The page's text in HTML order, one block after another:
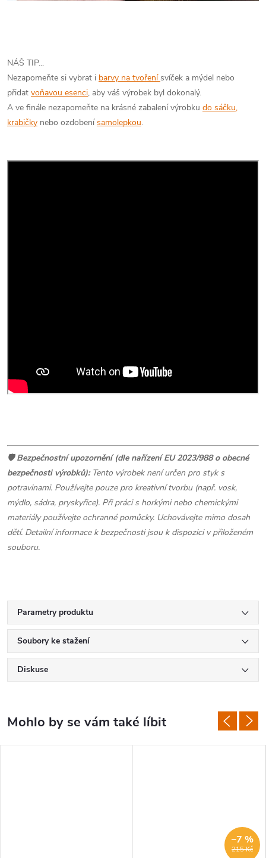
NÁŠ TIP...
Nezapomeňte si vybrat i barvy na tvoření svíček a mýdel nebo
přidat voňavou esenci, aby váš výrobek byl dokonalý.
A ve finále nezapomeňte na krásné zabalení výrobku do sáčku,
krabičky nebo ozdobení samolepkou.
🛡️ Bezpečnostní upozornění (dle nařízení EU 2023/988 o obecné
bezpečnosti výrobků): Tento výrobek není určen pro styk s
potravinami. Používejte pouze pro kreativní tvorbu (např. vosk,
mýdlo, sádra, pryskyřice). Při práci s horkými nebo chemickými
materiály používejte ochranné pomůcky. Uchovávejte mimo dosah
dětí. Detailní informace k bezpečnosti jsou k dispozici v přiloženém
souboru.
Parametry produktu
Soubory ke stažení
Diskuse
215 Kč
–7 %